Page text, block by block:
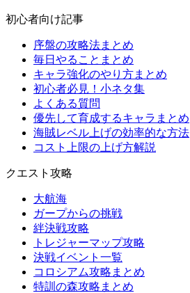
初心者向け記事
序盤の攻略法まとめ
毎日やることまとめ
キャラ強化のやり方まとめ
初心者必見！小ネタ集
よくある質問
優先して育成するキャラまとめ
海賊レベル上げの効率的な方法
コスト上限の上げ方解説
クエスト攻略
大航海
ガープからの挑戦
絆決戦攻略
トレジャーマップ攻略
決戦イベント一覧
コロシアム攻略まとめ
特訓の森攻略まとめ